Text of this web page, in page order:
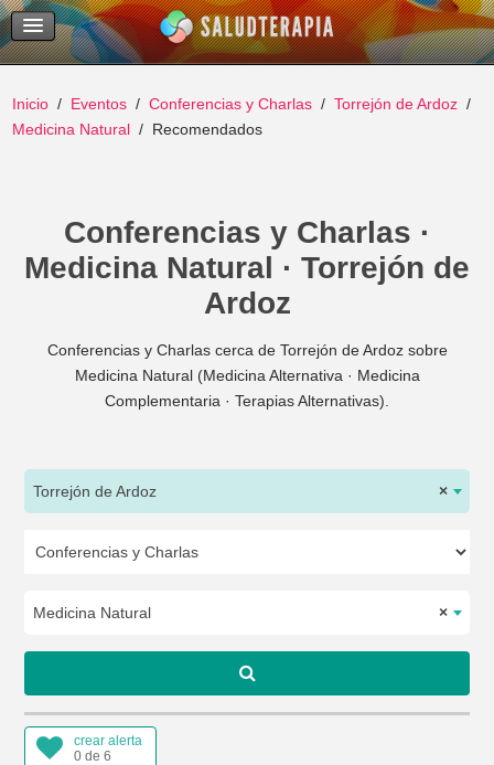
Temas Recientes
Buscar
Inicio Eventos Conferencias y Charlas
Torrejón de Ardoz
Medicina Natural
Recomendados
Conferencias y Charlas ·
Medicina Natural · Torrejón de
Ardoz
Conferencias y Charlas cerca de Torrejón de Ardoz sobre
Medicina Natural (Medicina Alternativa · Medicina
Complementaria · Terapias Alternativas).
×
Torrejón de Ardoz
×
Medicina Natural
crear alerta
0 de 6